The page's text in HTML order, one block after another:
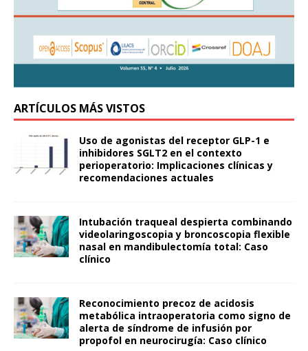
ARTÍCULOS MÁS VISTOS
Uso de agonistas del receptor GLP-1 e
inhibidores SGLT2 en el contexto
perioperatorio: Implicaciones clínicas y
recomendaciones actuales
Intubación traqueal despierta combinando
videolaringoscopia y broncoscopia flexible
nasal en mandibulectomía total: Caso
clínico
Reconocimiento precoz de acidosis
metabólica intraoperatoria como signo de
alerta de síndrome de infusión por
propofol en neurocirugía: Caso clínico